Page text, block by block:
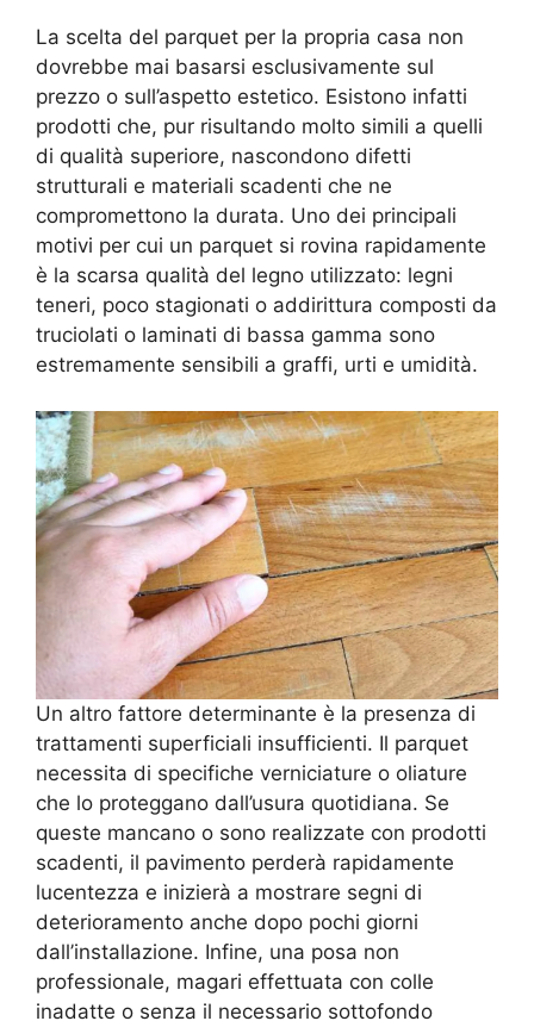
La scelta del parquet per la propria casa non
dovrebbe mai basarsi esclusivamente sul
prezzo o sull’aspetto estetico. Esistono infatti
prodotti che, pur risultando molto simili a quelli
di qualità superiore, nascondono difetti
strutturali e materiali scadenti che ne
compromettono la durata. Uno dei principali
motivi per cui un parquet si rovina rapidamente
è la scarsa qualità del legno utilizzato: legni
teneri, poco stagionati o addirittura composti da
truciolati o laminati di bassa gamma sono
estremamente sensibili a graffi, urti e umidità.
Un altro fattore determinante è la presenza di
trattamenti superficiali insufficienti. Il parquet
necessita di specifiche verniciature o oliature
che lo proteggano dall’usura quotidiana. Se
queste mancano o sono realizzate con prodotti
scadenti, il pavimento perderà rapidamente
lucentezza e inizierà a mostrare segni di
deterioramento anche dopo pochi giorni
dall’installazione. Infine, una posa non
professionale, magari effettuata con colle
inadatte o senza il necessario sottofondo